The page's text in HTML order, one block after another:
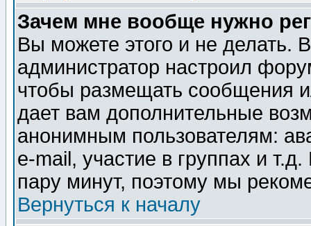
Зачем мне вообще нужно
Вы можете этого и не делать.
администратор настроил
чтобы размещать сообщения
дает вам дополнительные
анонимным пользователям:
e-mail, участие в группах и
пару минут, поэтому мы
Вернуться к началу